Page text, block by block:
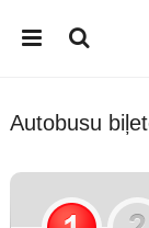
Autobusu